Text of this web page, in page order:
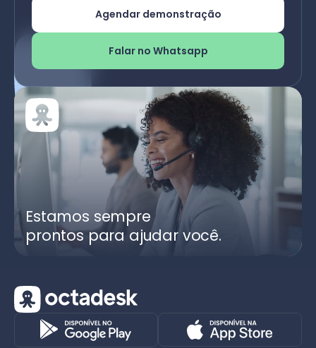
Agendar demonstração
Falar no Whatsapp
Estamos sempre
prontos para ajudar você.